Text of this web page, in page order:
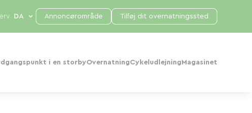
i en storbyOvernatningCykeludlejning Magasinet
Annoncørområde Tilføj dit overnatningssted